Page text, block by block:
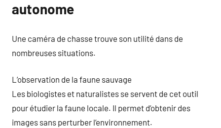
autonome
Une caméra de chasse trouve son utilité dans de
nombreuses situations.
L’observation de la faune sauvage
Les biologistes et naturalistes se servent de cet outil
pour étudier la faune locale. Il permet d’obtenir des
images sans perturber l’environnement.